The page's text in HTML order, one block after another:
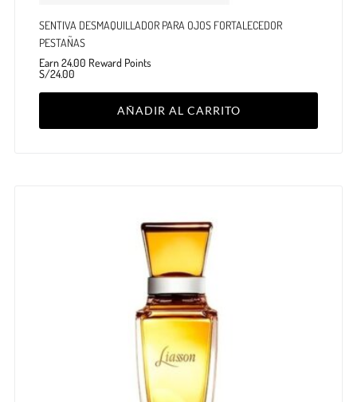
SENTIVA DESMAQUILLADOR PARA OJOS FORTALECEDOR
PESTAÑAS
Earn 24.00 Reward Points
S/24.00
AÑADIR AL CARRITO